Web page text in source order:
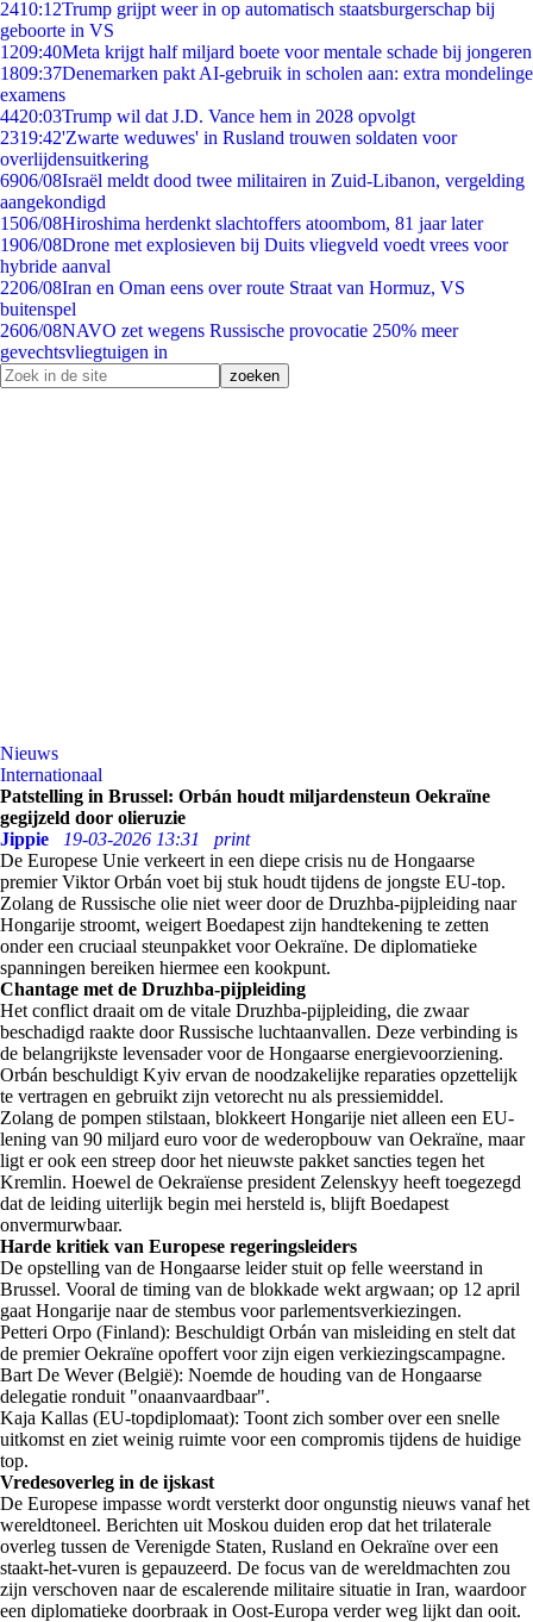
2410:12Trump grijpt weer in op automatisch staatsburgerschap bij
geboorte in VS
1209:40Meta krijgt half miljard boete voor mentale schade bij jongeren
1809:37Denemarken pakt AI-gebruik in scholen aan: extra mondelinge
examens
4420:03Trump wil dat J.D. Vance hem in 2028 opvolgt
2319:42'Zwarte weduwes' in Rusland trouwen soldaten voor
overlijdensuitkering
6906/08Israël meldt dood twee militairen in Zuid-Libanon, vergelding
aangekondigd
1506/08Hiroshima herdenkt slachtoffers atoombom, 81 jaar later
1906/08Drone met explosieven bij Duits vliegveld voedt vrees voor
hybride aanval
2206/08Iran en Oman eens over route Straat van Hormuz, VS
buitenspel
2606/08NAVO zet wegens Russische provocatie 250% meer
gevechtsvliegtuigen in
Nieuws
Internationaal
Patstelling in Brussel: Orbán houdt miljardensteun Oekraïne
gegijzeld door olieruzie
Jippie
19-03-2026 13:31
print
De Europese Unie verkeert in een diepe crisis nu de Hongaarse
premier Viktor Orbán voet bij stuk houdt tijdens de jongste EU-top.
Zolang de Russische olie niet weer door de Druzhba-pijpleiding naar
Hongarije stroomt, weigert Boedapest zijn handtekening te zetten
onder een cruciaal steunpakket voor Oekraïne. De diplomatieke
spanningen bereiken hiermee een kookpunt.
Chantage met de Druzhba-pijpleiding
Het conflict draait om de vitale Druzhba-pijpleiding, die zwaar
beschadigd raakte door Russische luchtaanvallen. Deze verbinding is
de belangrijkste levensader voor de Hongaarse energievoorziening.
Orbán beschuldigt Kyiv ervan de noodzakelijke reparaties opzettelijk
te vertragen en gebruikt zijn vetorecht nu als pressiemiddel.
Zolang de pompen stilstaan, blokkeert Hongarije niet alleen een EU-
lening van 90 miljard euro voor de wederopbouw van Oekraïne, maar
ligt er ook een streep door het nieuwste pakket sancties tegen het
Kremlin. Hoewel de Oekraïense president Zelenskyy heeft toegezegd
dat de leiding uiterlijk begin mei hersteld is, blijft Boedapest
onvermurwbaar.
Harde kritiek van Europese regeringsleiders
De opstelling van de Hongaarse leider stuit op felle weerstand in
Brussel. Vooral de timing van de blokkade wekt argwaan; op 12 april
gaat Hongarije naar de stembus voor parlementsverkiezingen.
Petteri Orpo (Finland): Beschuldigt Orbán van misleiding en stelt dat
de premier Oekraïne opoffert voor zijn eigen verkiezingscampagne.
Bart De Wever (België): Noemde de houding van de Hongaarse
delegatie ronduit "onaanvaardbaar".
Kaja Kallas (EU-topdiplomaat): Toont zich somber over een snelle
uitkomst en ziet weinig ruimte voor een compromis tijdens de huidige
top.
Vredesoverleg in de ijskast
De Europese impasse wordt versterkt door ongunstig nieuws vanaf het
wereldtoneel. Berichten uit Moskou duiden erop dat het trilaterale
overleg tussen de Verenigde Staten, Rusland en Oekraïne over een
staakt-het-vuren is gepauzeerd. De focus van de wereldmachten zou
zijn verschoven naar de escalerende militaire situatie in Iran, waardoor
een diplomatieke doorbraak in Oost-Europa verder weg lijkt dan ooit.